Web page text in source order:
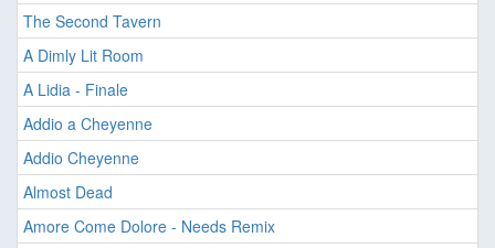
The Second Tavern
A Dimly Lit Room
A Lidia - Finale
Addio a Cheyenne
Addio Cheyenne
Almost Dead
Amore Come Dolore - Needs Remix